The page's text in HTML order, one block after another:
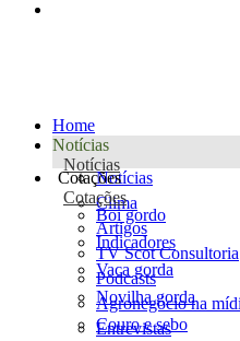
Home
Notícias
Notícias
Notícias
Clima
Artigos
TV Scot Consultoria
Podcasts
Agronegócio na
Entrevistas
Cotações
Cotações
Boi gordo
Indicadores
Vaca gorda
Novilha gorda
Couro e sebo